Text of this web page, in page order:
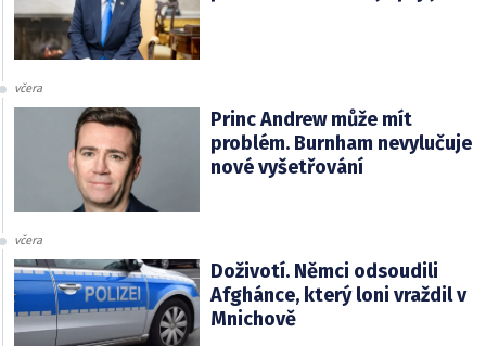
včera
Princ Andrew může mít
problém. Burnham nevylučuje
nové vyšetřování
včera
Doživotí. Němci odsoudili
Afghánce, který loni vraždil v
Mnichově